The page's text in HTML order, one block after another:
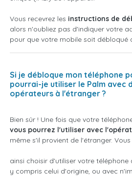
Vous recevrez les instructions de
alors n'oubliez pas d'indiquer votre
pour que votre mobile soit débloqué
Si je débloque mon téléphone
pourrai-je utiliser le Palm avec
opérateurs à l'étranger ?
Bien sûr ! Une fois que votre
vous pourrez l'utiliser avec
même s'il provient de l'étranger.
ainsi choisir d'utiliser votre
y compris celui d'origine, ou avec